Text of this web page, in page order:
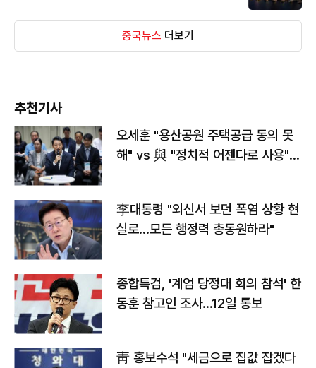
중국뉴스 더보기
추천기사
오세훈 "용산공원 주택공급 동의 못
해" vs 與 "정치적 어젠다로 사용"
李대통령 "외신서 보던 폭염 상황 현
실로…모든 행정력 총동원하라"
종합특검, '계엄 당정대 회의 참석' 한
동훈 참고인 조사...12일 통보
靑 홍보수석 "세금으로 집값 잡겠다